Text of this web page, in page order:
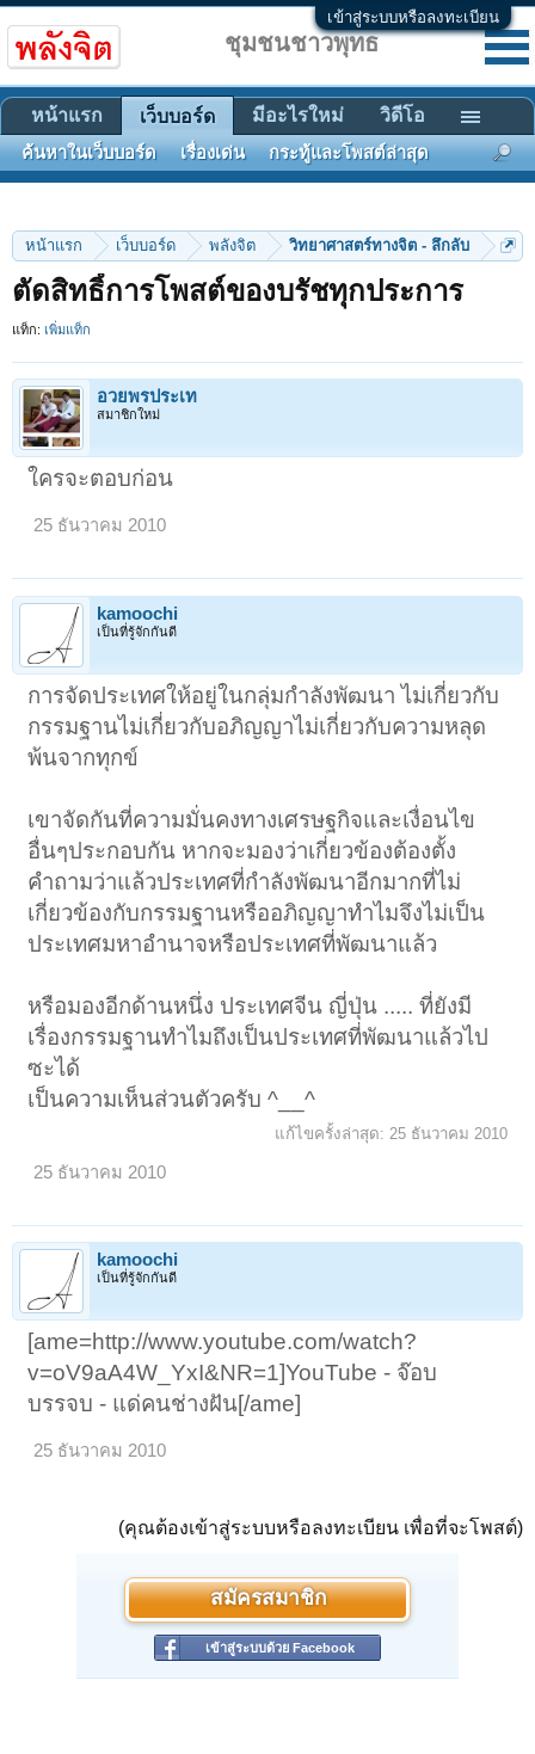
เข้าสู่ระบบหรือลงทะเบียน
หน้าแรก เว็บบอร์ด พลังจิต วิทยาศาสตร์ทางจิต - ลึกลับ
ตัดสิทธิ์การโพสต์ของบรัชทุกประการ
แท็ก: เพิ่มแท็ก
อวยพรประเท
สมาชิกใหม่
ใครจะตอบก่อน
25 ธันวาคม 2010
kamoochi
เป็นที่รู้จักกันดี
การจัดประเทศให้อยู่ในกลุ่มกำลังพัฒนา ไม่เกี่ยวกับ
กรรมฐานไม่เกี่ยวกับอภิญญาไม่เกี่ยวกับความหลุด
พ้นจากทุกข์
เขาจัดกันที่ความมั่นคงทางเศรษฐกิจและเงื่อนไข
อื่นๆประกอบกัน หากจะมองว่าเกี่ยวข้องต้องตั้ง
คำถามว่าแล้วประเทศที่กำลังพัฒนาอีกมากที่ไม่
เกี่ยวข้องกับกรรมฐานหรืออภิญญาทำไมจึงไม่เป็น
ประเทศมหาอำนาจหรือประเทศที่พัฒนาแล้ว
หรือมองอีกด้านหนึ่ง ประเทศจีน ญี่ปุ่น ..... ที่ยังมี
เรื่องกรรมฐานทำไมถึงเป็นประเทศที่พัฒนาแล้วไป
ซะได้
เป็นความเห็นส่วนตัวครับ ^__^
แก้ไขครั้งล่าสุด: 25 ธันวาคม 2010
25 ธันวาคม 2010
kamoochi
เป็นที่รู้จักกันดี
[ame=http://www.youtube.com/watch?
v=oV9aA4W_YxI&NR=1]YouTube - จ๊อบ
บรรจบ - แด่คนช่างฝัน[/ame]
25 ธันวาคม 2010
(คุณต้องเข้าสู่ระบบหรือลงทะเบียน เพื่อที่จะโพสต์)
สมัครสมาชิก
เข้าสู่ระบบด้วย Facebook
ชุมชนชาวพุทธ
หน้าแรก เว็บบอร์ด
ค้นหาในเว็บบอร์ด เรื่องเด่น กระทู้และโพสต์ล่าสุด
มีอะไรใหม่ วิดีโอ